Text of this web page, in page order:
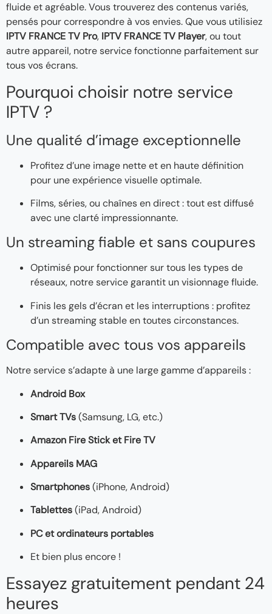
fluide et agréable. Vous trouverez des contenus variés,
pensés pour correspondre à vos envies. Que vous utilisiez
IPTV FRANCE TV Pro, IPTV FRANCE TV Player, ou tout
autre appareil, notre service fonctionne parfaitement sur
tous vos écrans.
Pourquoi choisir notre service
IPTV ?
Une qualité d’image exceptionnelle
Profitez d’une image nette et en haute définition
pour une expérience visuelle optimale.
Films, séries, ou chaînes en direct : tout est diffusé
avec une clarté impressionnante.
Un streaming fiable et sans coupures
Optimisé pour fonctionner sur tous les types de
réseaux, notre service garantit un visionnage fluide.
Finis les gels d’écran et les interruptions : profitez
d’un streaming stable en toutes circonstances.
Compatible avec tous vos appareils
Notre service s’adapte à une large gamme d’appareils :
Android Box
Smart TVs(Samsung, LG, etc.)
Amazon Fire Stick et Fire TV
Appareils MAG
Smartphones(iPhone, Android)
Tablettes(iPad, Android)
PC et ordinateurs portables
Et bien plus encore !
Essayez gratuitement pendant 24
heures